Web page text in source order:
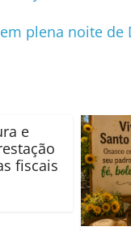
plena noite
e
fiscais